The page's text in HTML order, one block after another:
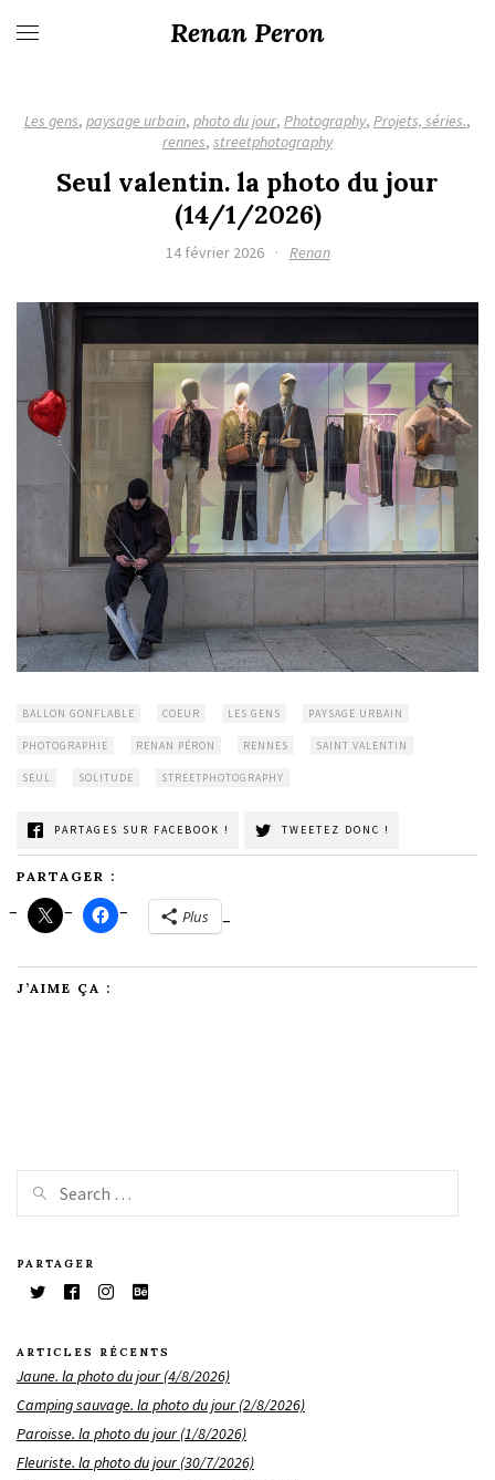
Renan Peron
Les gens, paysage urbain, photo du jour, Photography, Projets, séries.,
rennes, streetphotography
Seul valentin. la photo du jour
(14/1/2026)
14 février 2026 · Renan
BALLON GONFLABLE COEUR LES GENS PAYSAGE URBAIN
PHOTOGRAPHIE RENAN PÉRON RENNES SAINT VALENTIN
SEUL SOLITUDE STREETPHOTOGRAPHY
PARTAGES SUR FACEBOOK ! TWEETEZ DONC !
PARTAGER :
Plus
J’AIME ÇA :
PARTAGER
ARTICLES RÉCENTS
Jaune. la photo du jour (4/8/2026)
Camping sauvage. la photo du jour (2/8/2026)
Paroisse. la photo du jour (1/8/2026)
Fleuriste. la photo du jour (30/7/2026)